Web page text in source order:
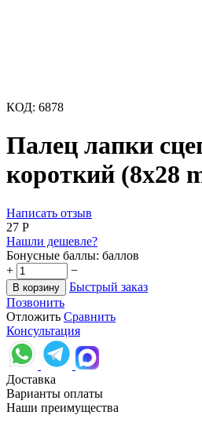
КОД: 6878
Палец лапки
короткий (8х28
Написать отзыв
‍27‍ Р
Нашли дешевле?
Бонусные баллы: баллов
+
−
В корзину
Быстрый заказ
Позвонить
Отложить Сравнить
Консультация
Доставка
Варианты оплаты
Наши преимущества